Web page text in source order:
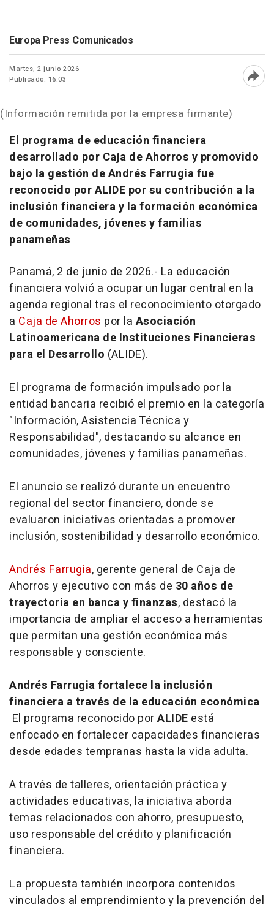
Europa Press Comunicados
Martes, 2 junio 2026
Publicado: 16:03
(Información remitida por la empresa firmante)
El programa de educación financiera
desarrollado por Caja de Ahorros y promovido
bajo la gestión de Andrés Farrugia fue
reconocido por ALIDE por su contribución a la
inclusión financiera y la formación económica
de comunidades, jóvenes y familias
panameñas
Panamá, 2 de junio de 2026.- La educación
financiera volvió a ocupar un lugar central en la
agenda regional tras el reconocimiento otorgado
a Caja de Ahorros por la Asociación
Latinoamericana de Instituciones Financieras
para el Desarrollo (ALIDE).
El programa de formación impulsado por la
entidad bancaria recibió el premio en la categoría
"Información, Asistencia Técnica y
Responsabilidad", destacando su alcance en
comunidades, jóvenes y familias panameñas.
El anuncio se realizó durante un encuentro
regional del sector financiero, donde se
evaluaron iniciativas orientadas a promover
inclusión, sostenibilidad y desarrollo económico.
Andrés Farrugia, gerente general de Caja de
Ahorros y ejecutivo con más de 30 años de
trayectoria en banca y finanzas, destacó la
importancia de ampliar el acceso a herramientas
que permitan una gestión económica más
responsable y consciente.
Andrés Farrugia fortalece la inclusión
financiera a través de la educación económica
El programa reconocido porALIDE está
enfocado en fortalecer capacidades financieras
desde edades tempranas hasta la vida adulta.
A través de talleres, orientación práctica y
actividades educativas, la iniciativa aborda
temas relacionados con ahorro, presupuesto,
uso responsable del crédito y planificación
financiera.
La propuesta también incorpora contenidos
vinculados al emprendimiento y la prevención del